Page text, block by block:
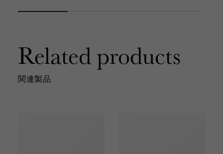
Related products
関連製品